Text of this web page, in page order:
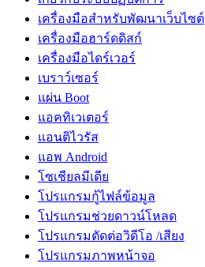
เครื่องมือสำหรับพัฒนาเว็บไซต์
เครื่องมือฮาร์ดดิสก์
เครื่องมือไดร์เวอร์
เบราว์เซอร์
แผ่น Boot
แอคทิเวเตอร์
แอนติไวรัส
แอพ Android
โซเชียลมีเดีย
โปรแกรมกู้ไฟล์ข้อมูล
โปรแกรมช่วยดาวน์โหลด
โปรแกรมตัดต่อวิดีโอ /เสียง
โปรแกรมภาพหน้าจอ